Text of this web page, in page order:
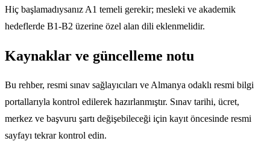
Hiç başlamadıysanız A1 temeli gerekir; mesleki ve akademik
hedeflerde B1-B2 üzerine özel alan dili eklenmelidir.
Kaynaklar ve güncelleme notu
Bu rehber, resmi sınav sağlayıcıları ve Almanya odaklı resmi bilgi
portallarıyla kontrol edilerek hazırlanmıştır. Sınav tarihi, ücret,
merkez ve başvuru şartı değişebileceği için kayıt öncesinde resmi
sayfayı tekrar kontrol edin.